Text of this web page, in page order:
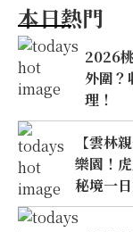
本日熱門
2026
外圍？
理！
【雲林
樂園！
秘境一